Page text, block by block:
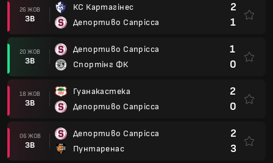
26 ЖОВ
ЗВ
КС Картагінес
Депортиво Сапрісса
2
1
20 ЖОВ
ЗВ
Депортиво Сапрісса
Спортінг ФК
1
0
18 ЖОВ
ЗВ
Гуанакастека
Депортиво Сапрісса
2
0
06 ЖОВ
ЗВ
Депортиво Сапрісса
Пунтаренас
2
3